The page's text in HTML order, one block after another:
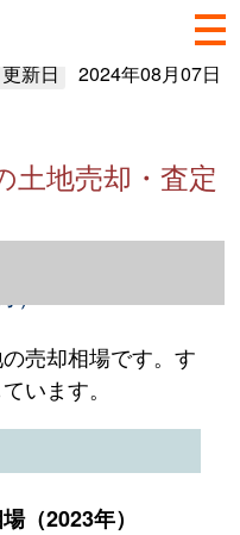
更新日 2024年08月07日
土地売却・査定
売却情報（2023
売却相場です。す
います。
（2023年）